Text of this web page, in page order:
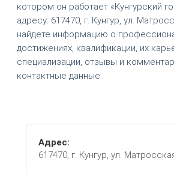
котором он работает «Кунгурский
адресу: 617470, г. Кунгур, ул.
найдете информацию о
достижениях, квалификации, их
специализации, отзывы и
контактные данные.
Адрес:
617470, г. Кунгур, ул.